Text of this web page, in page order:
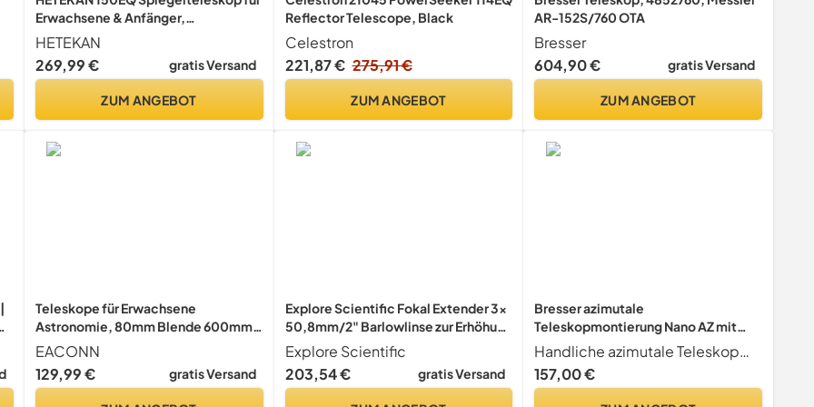
Erwachsene & Anfänger,
Professionelles Teleskop
Astronomie mit
Äquatorialmontierung,
Staubschutzabdeckung &
HETEKAN
269,99 €
gratis Versand
ZUM ANGEBOT
Reflector Telescope, Black
Celestron
221,87 € 275,91 €
ZUM ANGEBOT
AR-152S/760 OTA
Bresser
604,90 €
gratis Versand
ZUM ANGEBOT
Teleskope für Erwachsene
Astronomie, 80mm Blende 600mm
Refraktorteleskop für Kinder &
Anfänger, Kompaktes und tragbares
Reiseteleskop mit Rucksack
EACONN
129,99 €
gratis Versand
Explore Scientific Fokal Extender 3x
50,8mm/2" Barlowlinse zur Erhöhung
der Brennweite für Teleskope
Explore Scientific
203,54 €
gratis Versand
Bresser azimutale
Teleskopmontierung Nano AZ mit
Stativ für Teleskope bis zu 4 KG
Gewicht, ideale Reisemontierung
Handliche azimutale Teleskopmontierung für Teleskope bis zu 4 KG Gewicht. Ideal zur schnellen Beobachtung oder als Reisemontierung
157,00 €